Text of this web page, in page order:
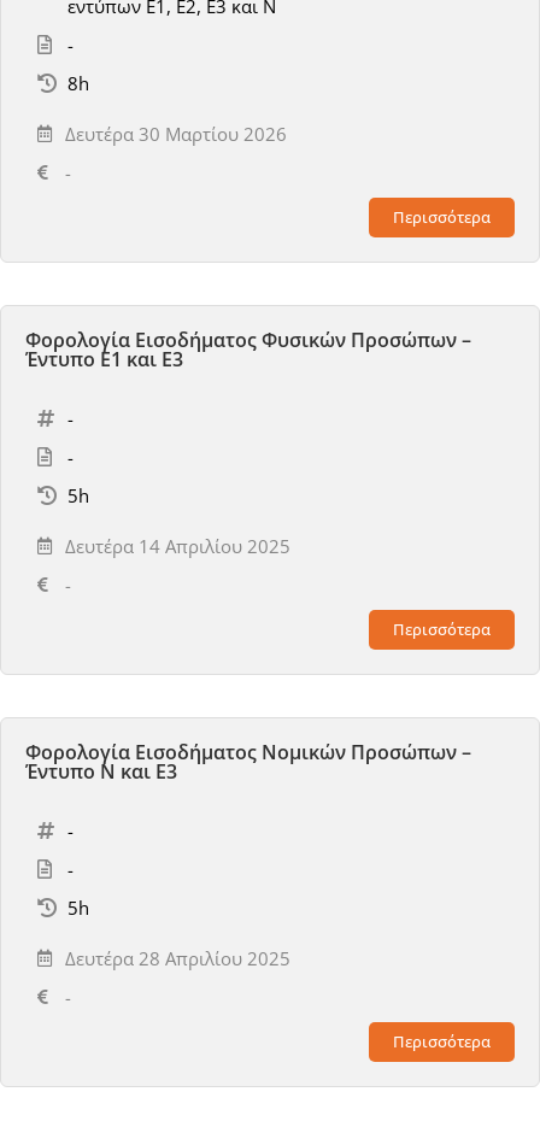
εντύπων Ε1, Ε2, Ε3 και Ν
-
8h
Δευτέρα 30 Μαρτίου 2026
-
Περισσότερα
Φορολογία Εισοδήματος Φυσικών Προσώπων –
Έντυπο Ε1 και Ε3
-
-
5h
Δευτέρα 14 Απριλίου 2025
-
Περισσότερα
Φορολογία Εισοδήματος Νομικών Προσώπων –
Έντυπο Ν και Ε3
-
-
5h
Δευτέρα 28 Απριλίου 2025
-
Περισσότερα